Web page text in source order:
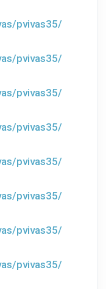
pvivas35/
pvivas35/
pvivas35/
pvivas35/
pvivas35/
pvivas35/
pvivas35/
pvivas35/